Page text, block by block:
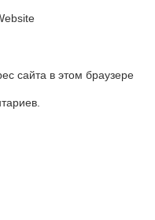
сайта в этом браузере